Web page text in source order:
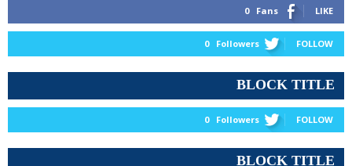
0 Fans LIKE
0 Followers FOLLOW
BLOCK TITLE
0 Followers FOLLOW
BLOCK TITLE